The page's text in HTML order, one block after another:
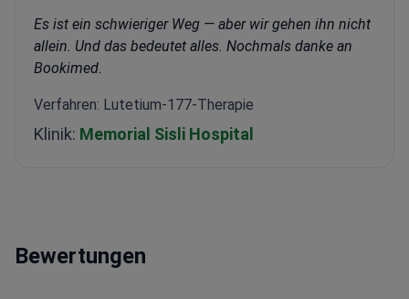
Es ist ein schwieriger Weg — aber wir gehen ihn nicht
allein. Und das bedeutet alles. Nochmals danke an
Bookimed.
Verfahren: Lutetium-177-Therapie
Klinik: Memorial Sisli Hospital
Bewertungen